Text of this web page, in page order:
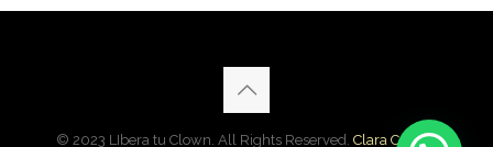
© 2023 LIbera tu Clown. All Rights Reserved. Clara Cardon